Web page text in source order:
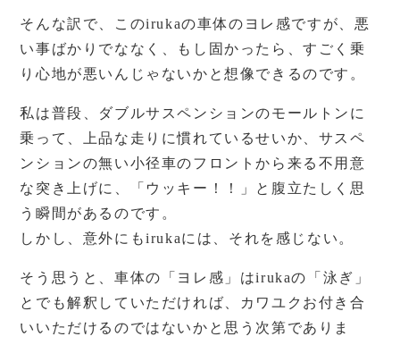
そんな訳で、このirukaの車体のヨレ感ですが、悪
い事ばかりでななく、もし固かったら、すごく乗
り心地が悪いんじゃないかと想像できるのです。
私は普段、ダブルサスペンションのモールトンに
乗って、上品な走りに慣れているせいか、サスペ
ンションの無い小径車のフロントから来る不用意
な突き上げに、「ウッキー！！」と腹立たしく思
う瞬間があるのです。
しかし、意外にもirukaには、それを感じない。
そう思うと、車体の「ヨレ感」はirukaの「泳ぎ」
とでも解釈していただければ、カワユクお付き合
いいただけるのではないかと思う次第でありま